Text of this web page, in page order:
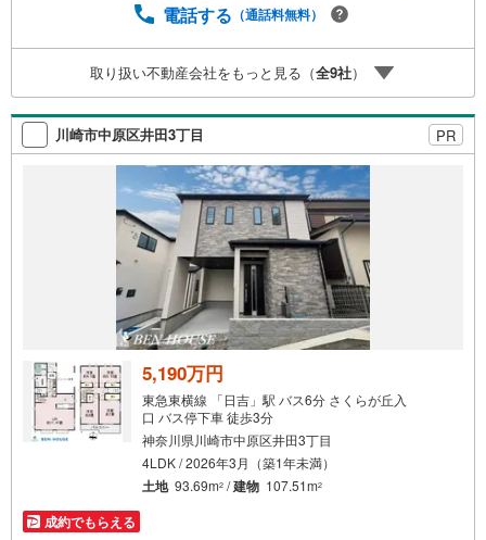
日いつでもご案内できます♪住宅ローン・お住み替えのご
問い合わせください！
電話する （通話料無料）
取り扱い不動産会社をもっと見る（全9社）
川崎市中原区井田3丁目 PR
5,190万円
東急東横線 「日吉」駅 バス6分 さくらが丘入
口 バス停下車 徒歩3分
神奈川県川崎市中原区井田3丁目
4LDK / 2026年3月（築1年未満）
土地 93.69m2 /建物 107.51m2
成約でもらえる